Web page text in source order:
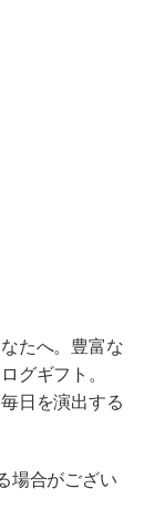
たへ。豊富な
グギフト。
日を演出する
場合がござい